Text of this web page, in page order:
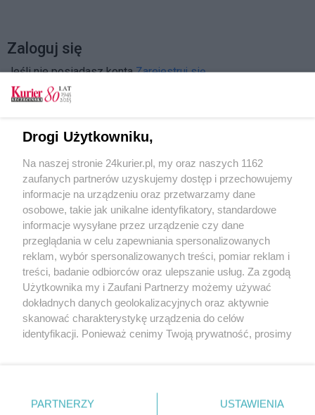
Zaloguj się
Jeśli nie posiadasz kontaZarejestruj się
Zapamiętać?
Zaloguj
Zapomniałem hasła
Copyright © 2022 Kurier Szczeciński sp. z o.o.
Drogi Użytkowniku,
Na naszej stronie 24kurier.pl, my oraz naszych 1162
zaufanych partnerów uzyskujemy dostęp i przechowujemy
informacje na urządzeniu oraz przetwarzamy dane
osobowe, takie jak unikalne identyfikatory, standardowe
informacje wysyłane przez urządzenie czy dane
przeglądania w celu zapewniania spersonalizowanych
reklam, wybór spersonalizowanych treści, pomiar reklam i
treści, badanie odbiorców oraz ulepszanie usług. Za zgodą
Użytkownika my i Zaufani Partnerzy możemy używać
dokładnych danych geolokalizacyjnych oraz aktywnie
skanować charakterystykę urządzenia do celów
identyfikacji. Ponieważ cenimy Twoją prywatność, prosimy
prywatności znajdujący się w lewym dolnym rogu strony
. Niektóre rodzaje przetwarzania danych nie wymagają
PARTNERZY USTAWIENIA